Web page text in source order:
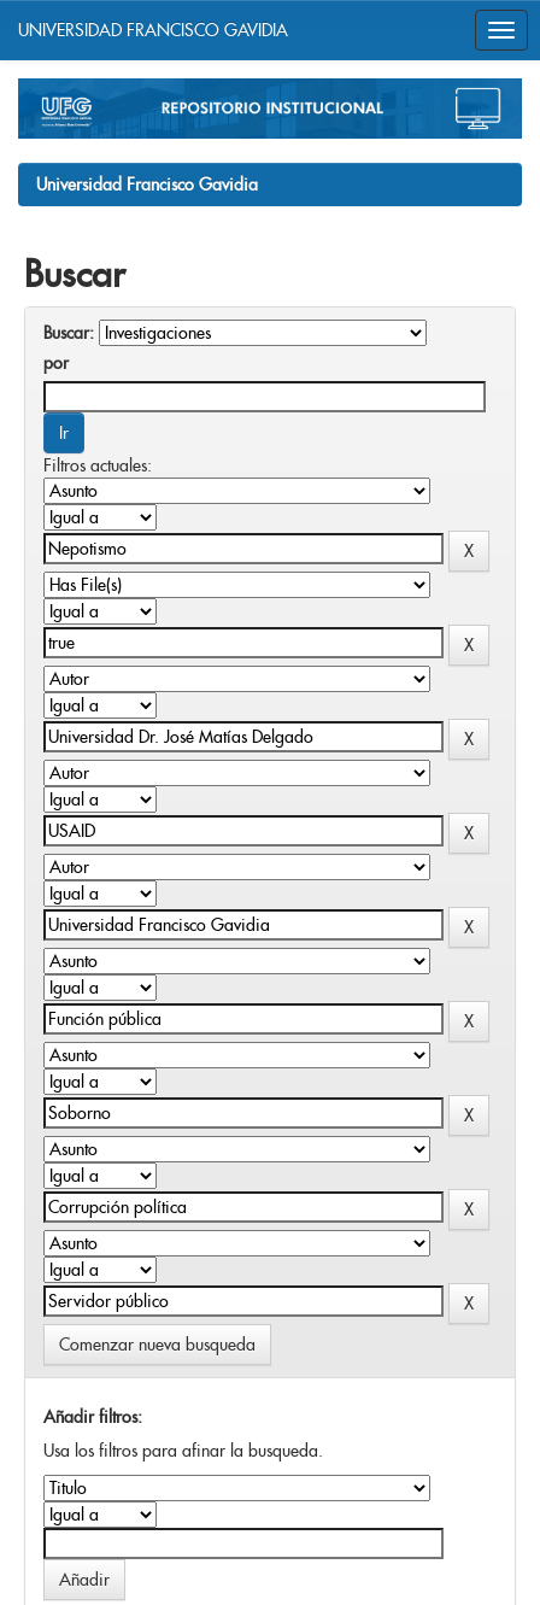
navigation
UNIVERSIDAD FRANCISCO GAVIDIA
Universidad Francisco Gavidia
Buscar
Buscar:
por
Filtros actuales:
Comenzar nueva busqueda
Añadir filtros:
Usa los filtros para afinar la busqueda.